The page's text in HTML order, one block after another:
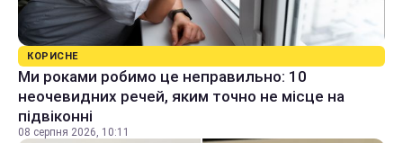
КОРИСНЕ
Ми роками робимо це неправильно: 10
неочевидних речей, яким точно не місце на
підвіконні
08 серпня 2026, 10:11